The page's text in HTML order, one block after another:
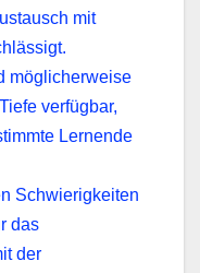
mit
möglicherweise
verfügbar,
Lernende
Schwierigkeiten
das
der